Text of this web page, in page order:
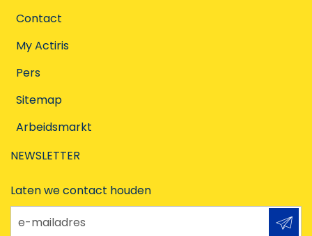
Contact
My Actiris
Pers
Sitemap
Arbeidsmarkt
NEWSLETTER
Laten we contact houden
e-mailadres